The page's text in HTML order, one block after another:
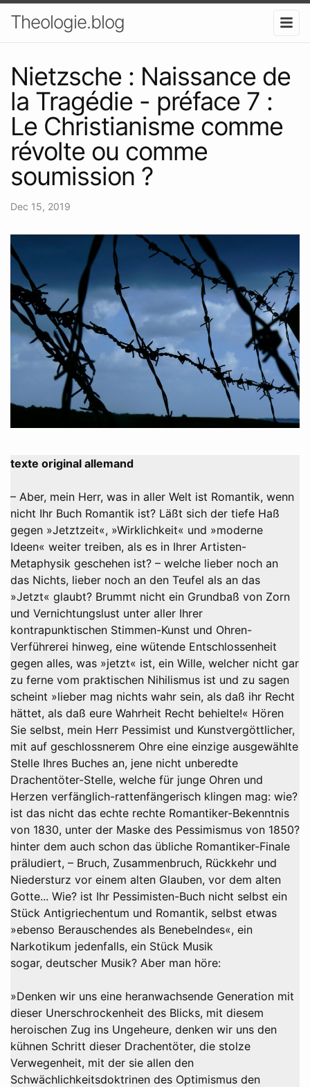
Theologie.blog
Nietzsche : Naissance de
la Tragédie - préface 7 :
Le Christianisme comme
révolte ou comme
soumission ?
Dec 15, 2019
texte original allemand
– Aber, mein Herr, was in aller Welt ist Romantik, wenn
nicht Ihr Buch Romantik ist? Läßt sich der tiefe Haß
gegen »Jetztzeit«, »Wirklichkeit« und »moderne
Ideen« weiter treiben, als es in Ihrer Artisten-
Metaphysik geschehen ist? – welche lieber noch an
das Nichts, lieber noch an den Teufel als an das
»Jetzt« glaubt? Brummt nicht ein Grundbaß von Zorn
und Vernichtungslust unter aller Ihrer
kontrapunktischen Stimmen-Kunst und Ohren-
Verführerei hinweg, eine wütende Entschlossenheit
gegen alles, was »jetzt« ist, ein Wille, welcher nicht gar
zu ferne vom praktischen Nihilismus ist und zu sagen
scheint »lieber mag nichts wahr sein, als daß ihr Recht
hättet, als daß eure Wahrheit Recht behielte!« Hören
Sie selbst, mein Herr Pessimist und Kunstvergöttlicher,
mit auf geschlossnerem Ohre eine einzige ausgewählte
Stelle Ihres Buches an, jene nicht unberedte
Drachentöter-Stelle, welche für junge Ohren und
Herzen verfänglich-rattenfängerisch klingen mag: wie?
ist das nicht das echte rechte Romantiker-Bekenntnis
von 1830, unter der Maske des Pessimismus von 1850?
hinter dem auch schon das übliche Romantiker-Finale
präludiert, – Bruch, Zusammenbruch, Rückkehr und
Niedersturz vor einem alten Glauben, vor dem alten
Gotte... Wie? ist Ihr Pessimisten-Buch nicht selbst ein
Stück Antigriechentum und Romantik, selbst etwas
»ebenso Berauschendes als Benebelndes«, ein
Narkotikum jedenfalls, ein Stück Musik
sogar, deutscher Musik? Aber man höre:
»Denken wir uns eine heranwachsende Generation mit
dieser Unerschrockenheit des Blicks, mit diesem
heroischen Zug ins Ungeheure, denken wir uns den
kühnen Schritt dieser Drachentöter, die stolze
Verwegenheit, mit der sie allen den
Schwächlichkeitsdoktrinen des Optimismus den